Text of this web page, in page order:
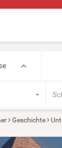
Geschichte